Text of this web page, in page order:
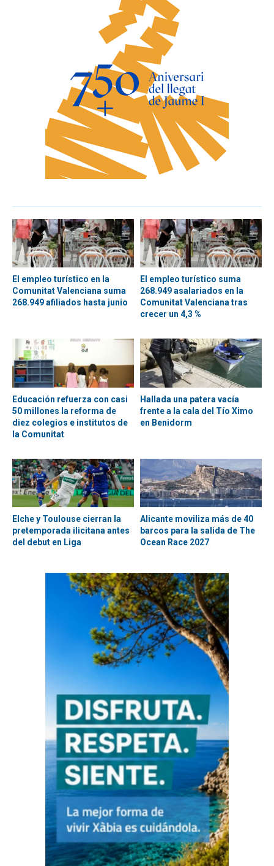
El empleo turístico en la
Comunitat Valenciana suma
268.949 afiliados hasta junio
El empleo turístico suma
268.949 asalariados en la
Comunitat Valenciana tras
crecer un 4,3 %
Educación refuerza con casi
50 millones la reforma de
diez colegios e institutos de
la Comunitat
Hallada una patera vacía
frente a la cala del Tío Ximo
en Benidorm
Elche y Toulouse cierran la
pretemporada ilicitana antes
del debut en Liga
Alicante moviliza más de 40
barcos para la salida de The
Ocean Race 2027